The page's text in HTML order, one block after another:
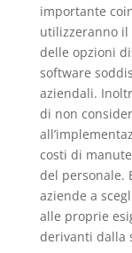
importante
utilizzeranno il
delle opzioni
software
aziendali.
di non
costi di
del personale.
aziende a
alle proprie
derivanti dalla